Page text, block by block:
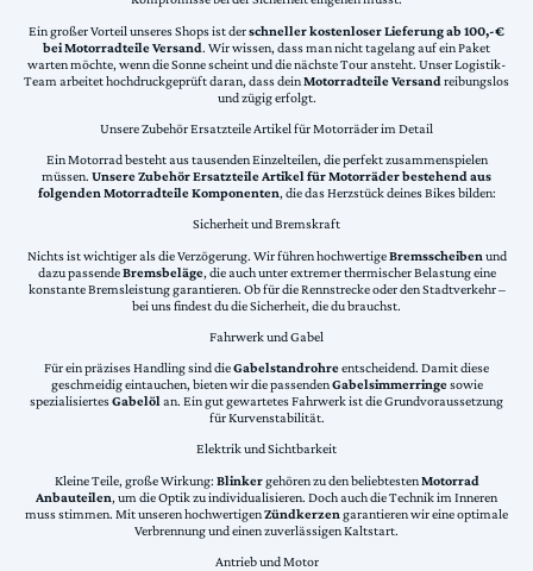
Ein großer Vorteil unseres Shops ist derschneller kostenloser Lieferung ab 100,-€
bei Motorradteile Versand. Wir wissen, dass man nicht tagelang auf ein Paket
warten möchte, wenn die Sonne scheint und die nächste Tour ansteht. Unser Logistik-
Team arbeitet hochdruckgeprüft daran, dass deinMotorradteile Versand reibungslos
und zügig erfolgt.
Unsere Zubehör Ersatzteile Artikel für Motorräder im Detail
Ein Motorrad besteht aus tausenden Einzelteilen, die perfekt zusammenspielen
müssen. Unsere Zubehör Ersatzteile Artikel für Motorräder bestehend aus
folgenden Motorradteile Komponenten, die das Herzstück deines Bikes bilden:
Sicherheit und Bremskraft
Nichts ist wichtiger als die Verzögerung. Wir führen hochwertigeBremsscheiben und
dazu passendeBremsbeläge, die auch unter extremer thermischer Belastung eine
konstante Bremsleistung garantieren. Ob für die Rennstrecke oder den Stadtverkehr –
bei uns findest du die Sicherheit, die du brauchst.
Fahrwerk und Gabel
Für ein präzises Handling sind dieGabelstandrohreentscheidend. Damit diese
geschmeidig eintauchen, bieten wir die passendenGabelsimmerringesowie
spezialisiertesGabelölan. Ein gut gewartetes Fahrwerk ist die Grundvoraussetzung
für Kurvenstabilität.
Elektrik und Sichtbarkeit
Kleine Teile, große Wirkung: Blinkergehören zu den beliebtestenMotorrad
Anbauteilen, um die Optik zu individualisieren. Doch auch die Technik im Inneren
muss stimmen. Mit unseren hochwertigenZündkerzen garantieren wir eine optimale
Verbrennung und einen zuverlässigen Kaltstart.
Antrieb und Motor